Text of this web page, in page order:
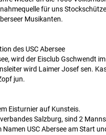
für uns
Musikanten.
des USC Abersee
wird der Eisclub Gschwendt
wird Laimer Josef sen.
jun.
Eisturnier auf Kunsteis.
Salzburg, sind 2
USC Abersee am Start